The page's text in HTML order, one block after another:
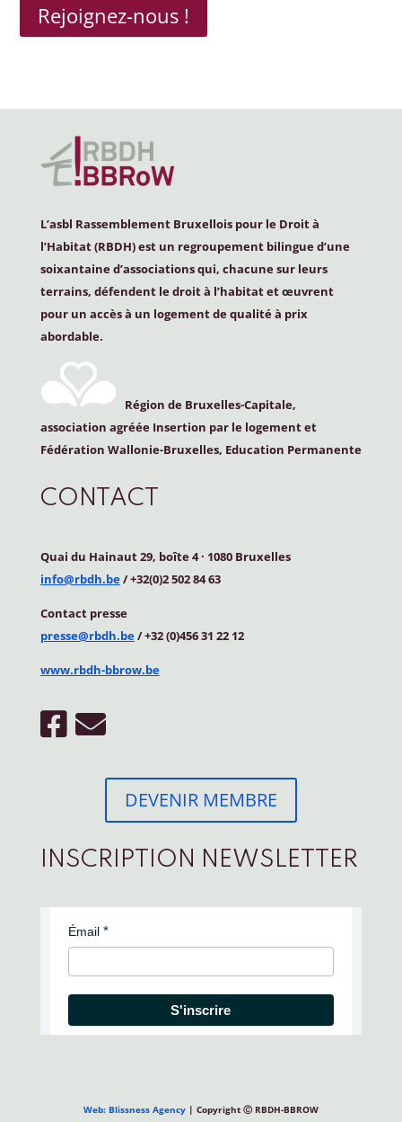
Rejoignez-nous !
L’asbl Rassemblement Bruxellois pour le Droit à
l’Habitat (RBDH) est un regroupement bilingue d’une
soixantaine d’associations qui, chacune sur leurs
terrains, défendent le droit à l’habitat et œuvrent
pour un accès à un logement de qualité à prix
abordable.
Région de Bruxelles-Capitale,
association agréée Insertion par le logement et
Fédération Wallonie-Bruxelles, Education Permanente
CONTACT
Quai du Hainaut 29, boîte 4· 1080 Bruxelles
info@rbdh.be/ +32(0)2 502 84 63
Contact presse
presse@rbdh.be/ +32 (0)456 31 22 12
www.rbdh-bbrow.be
DEVENIR MEMBRE
INSCRIPTION NEWSLETTER
Émail
S'inscrire
Web: Blissness Agency| Copyright Ⓒ RBDH-BBROW